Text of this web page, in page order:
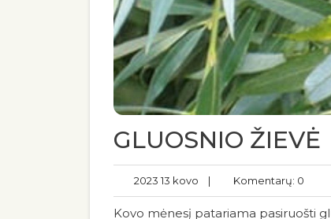
GLUOSNIO ŽIEVĖ
2023 13 kovo | Komentarų: 0
Kovo mėnesį patariama pasiruošti